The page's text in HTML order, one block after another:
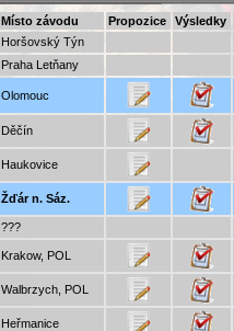
Místo závodu Propozice Výsledky
Horšovský Týn
Praha Letňany
Olomouc
Děčín
Haukovice
Žďár n. Sáz.
???
Krakow, POL
Walbrzych, POL
Heřmanice